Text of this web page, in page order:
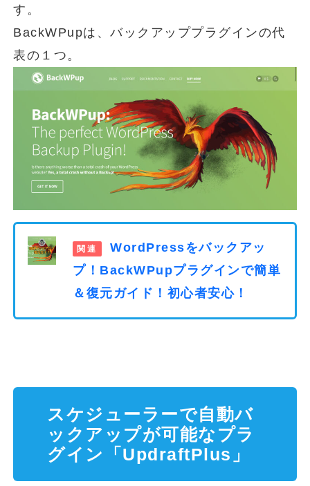
す。
BackWPupは、バックアッププラグインの代
表の１つ。
WordPressをバックアッ
プ！BackWPupプラグインで簡単
＆復元ガイド！初心者安心！
スケジューラーで自動バ
ックアップが可能なプラ
グイン「UpdraftPlus」